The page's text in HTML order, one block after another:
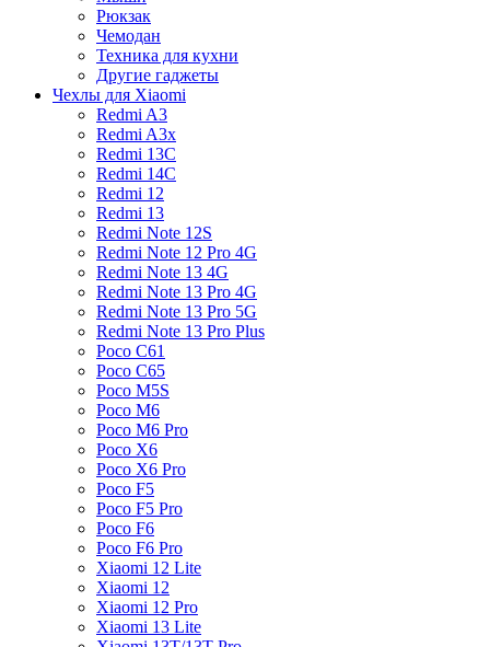
Рюкзак
Чемодан
Техника для кухни
Другие гаджеты
Чехлы для Xiaomi
Redmi A3
Redmi A3x
Redmi 13C
Redmi 14C
Redmi 12
Redmi 13
Redmi Note 12S
Redmi Note 12 Pro 4G
Redmi Note 13 4G
Redmi Note 13 Pro 4G
Redmi Note 13 Pro 5G
Redmi Note 13 Pro Plus
Poco C61
Poco C65
Poco M5S
Poco M6
Poco M6 Pro
Poco X6
Poco X6 Pro
Poco F5
Poco F5 Pro
Poco F6
Poco F6 Pro
Xiaomi 12 Lite
Xiaomi 12
Xiaomi 12 Pro
Xiaomi 13 Lite